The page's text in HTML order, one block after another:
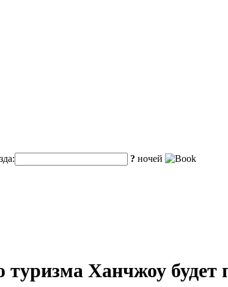
? ночей
Ханчжоу будет